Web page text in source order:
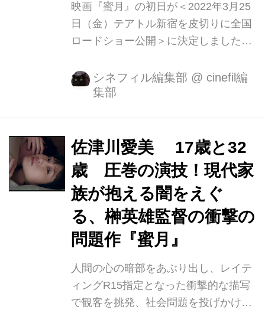
映画『蜜月』の初日が＜2022年3月25
日（金）テアトル新宿を皮切りに全国
ロードショー公開＞に決定しました。
映像が新規スチール5点とともに解禁
となりました。さらに、心にささる名
（IZUMI）、卓越したカメラワークの
撮影の早坂伸からの３コメントも到着
しました。 『捨てがたき人々』など、
これまで社会の片隅で生きる男たちを
描き定評のある榊 英雄監督が、７年越
しに取り組み、リアルな親としての感
情をぶつけ、“家族の愛”という新境地
を切り開いた。 『捨てがたき人々』な
ど、これまで社会の片隅で生きる男た
ちを描...
シネフィル編集部 @ cinefil編
集部
佐津川愛美 17歳と32
歳 圧巻の演技！現代家
族が抱える闇をえぐ
る、榊英雄監督の衝撃の
問題作『蜜月』
人間の心の暗部をあぶり出し、レイテ
ィングR15指定となった衝撃的な描写
で観客を挑発、社会問題を投げかける